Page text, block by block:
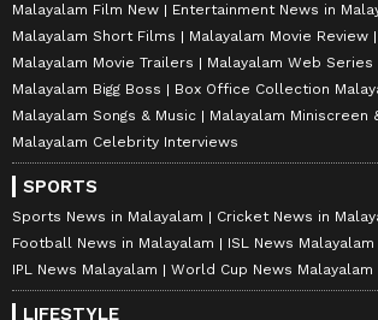
Malayalam Film New
Entertainment News in
Malayalam Short Films
Malayalam Movie Review
Malayalam Movie Trailers
Malayalam Web Series
Malayalam Bigg Boss
Box Office Collection
Malayalam Songs & Music
Malayalam Miniscreen
Malayalam Celebrity Interviews
SPORTS
Sports News in Malayalam
Cricket News in
Football News in Malayalam
ISL News Malayalam
IPL News Malayalam
World Cup News Malayalam
LIFESTYLE